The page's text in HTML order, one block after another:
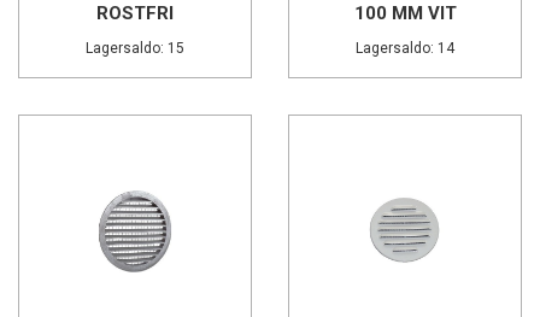
ROSTFRI
Lagersaldo: 15
100 MM VIT
Lagersaldo: 14